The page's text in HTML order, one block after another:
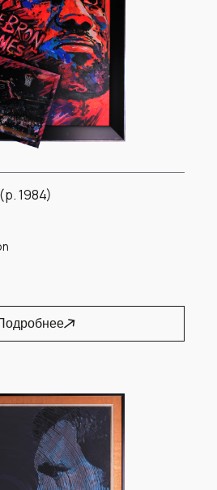
1984)